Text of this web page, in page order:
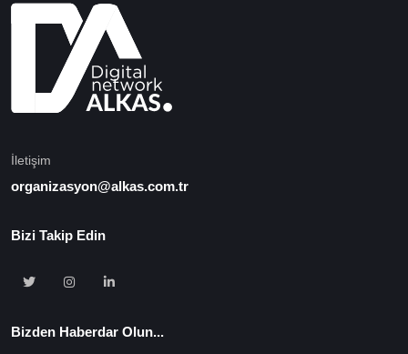
İletişim
organizasyon@alkas.com.tr
Bizi Takip Edin
Bizden Haberdar Olun...